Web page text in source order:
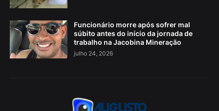
Funcionário morre após sofrer mal
súbito antes do início da jornada de
trabalho na Jacobina Mineração
julho 24, 2026